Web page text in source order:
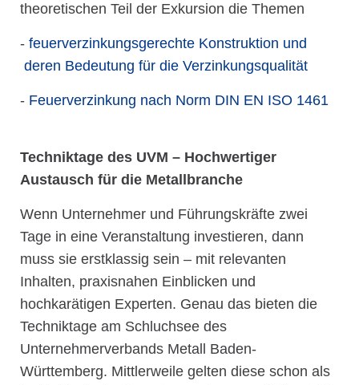
theoretischen Teil der Exkursion die Themen
- feuerverzinkungsgerechte Konstruktion und
deren Bedeutung für die Verzinkungsqualität
- Feuerverzinkung nach Norm DIN EN ISO 1461
Techniktage des UVM – Hochwertiger
Austausch für die Metallbranche
Wenn Unternehmer und Führungskräfte zwei
Tage in eine Veranstaltung investieren, dann
muss sie erstklassig sein – mit relevanten
Inhalten, praxisnahen Einblicken und
hochkarätigen Experten. Genau das bieten die
Techniktage am Schluchsee des
Unternehmerverbands Metall Baden-
Württemberg. Mittlerweile gelten diese schon als